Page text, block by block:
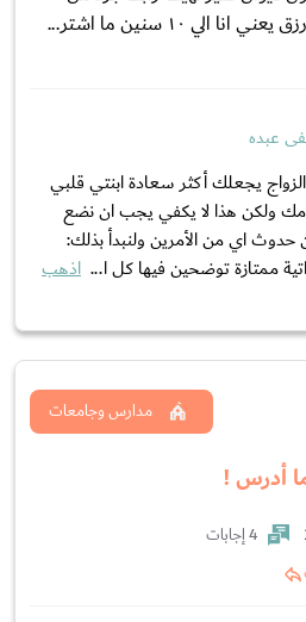
١٠ سنين ما اشتر...
عبده
يجعلك أكثر سعادة ابنتي قلبي
ولكن هذا لا يكفي يجب ان نضع
اي من الأمرين ولنبدأ بذلك:
ممتازة توضحين فيها كل ا... اذهب
أدرس !
مدارس وجامعات
4 إجابات